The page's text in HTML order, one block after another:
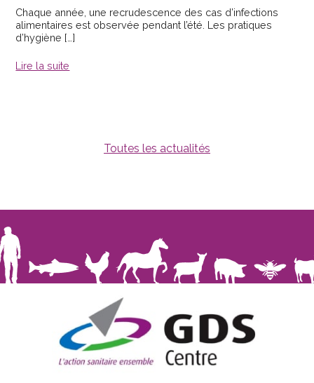
Chaque année, une recrudescence des cas d’infections
alimentaires est observée pendant l’été. Les pratiques
d’hygiène […]
Lire la suite
Toutes les actualités